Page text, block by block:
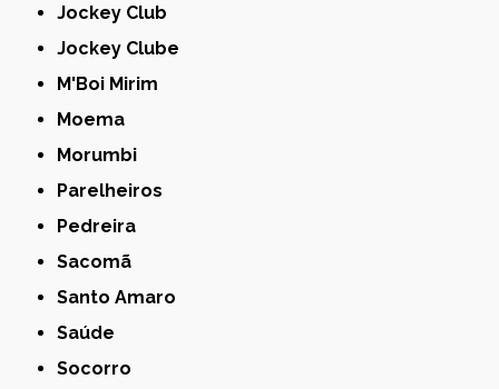
Jockey Club
Jockey Clube
M'Boi Mirim
Moema
Morumbi
Parelheiros
Pedreira
Sacomã
Santo Amaro
Saúde
Socorro